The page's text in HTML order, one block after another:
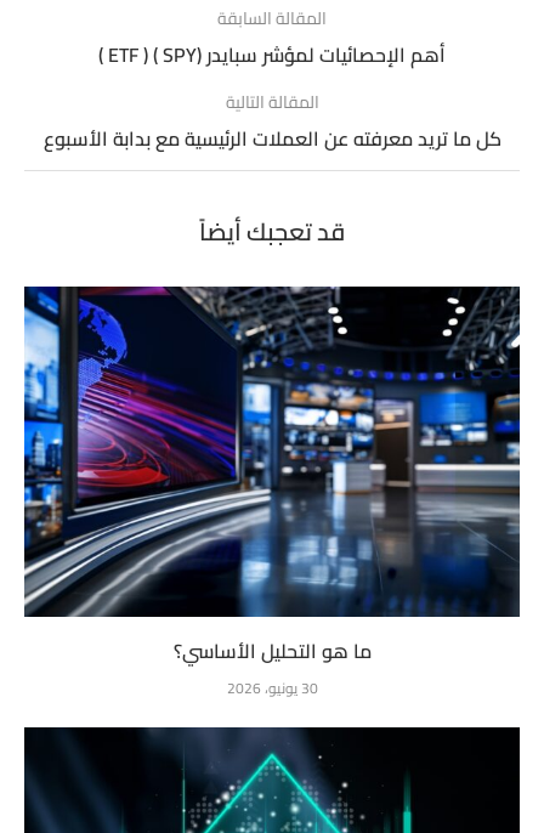
المقالة السابقة
أهم الإحصائيات لمؤشر سبايدر (SPY ) ( ETF )
المقالة التالية
كل ما تريد معرفته عن العملات الرئيسية مع بدابة الأسبوع
قد تعجبك أيضاً
ما هو التحليل الأساسي؟
30 يونيو، 2026